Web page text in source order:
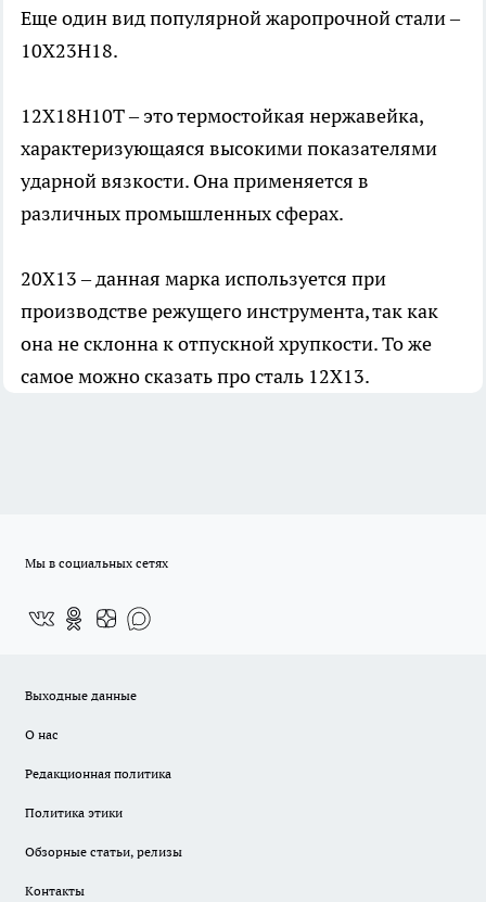
Еще один вид популярной жаропрочной стали –
10Х23Н18.
12Х18Н10Т– это термостойкая нержавейка,
характеризующаяся высокими показателями
ударной вязкости. Она применяется в
различных промышленных сферах.
20Х13 – данная марка используется при
производстве режущего инструмента, так как
она не склонна к отпускной хрупкости. То же
самое можно сказать про сталь 12Х13.
Мы в социальных сетях
Выходные данные
О нас
Редакционная политика
Политика этики
Обзорные статьи, релизы
Контакты